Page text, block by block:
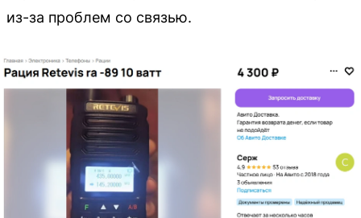
из-за проблем со связью.